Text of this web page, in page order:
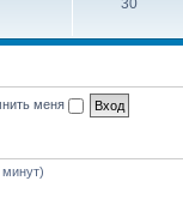
30
меня
минут)